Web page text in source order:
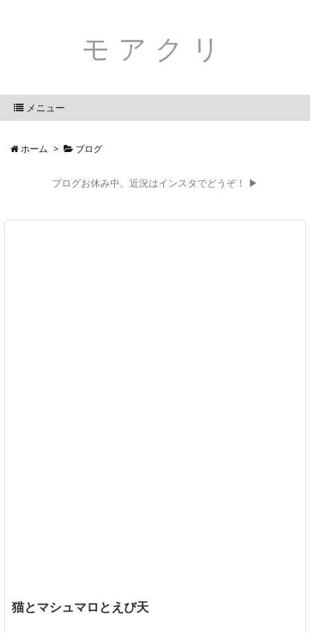
モアクリ
メニュー
ホーム > ブログ
ブログお休み中。近況はインスタでどうぞ！ ▶
猫とマシュマロとえび天